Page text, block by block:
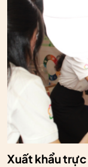
Xuất khẩu